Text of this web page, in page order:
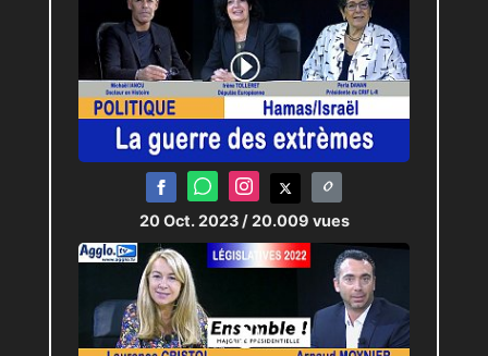
20 Oct. 2023 / 20.009 vues